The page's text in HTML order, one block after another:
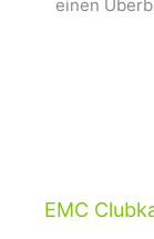
einen
EMC